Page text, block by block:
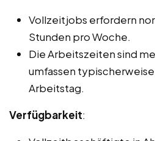
Vollzeitjobs erfordern
Stunden pro Woche.
Die Arbeitszeiten sind
umfassen
Arbeitstag.
Verfügbarkeit: